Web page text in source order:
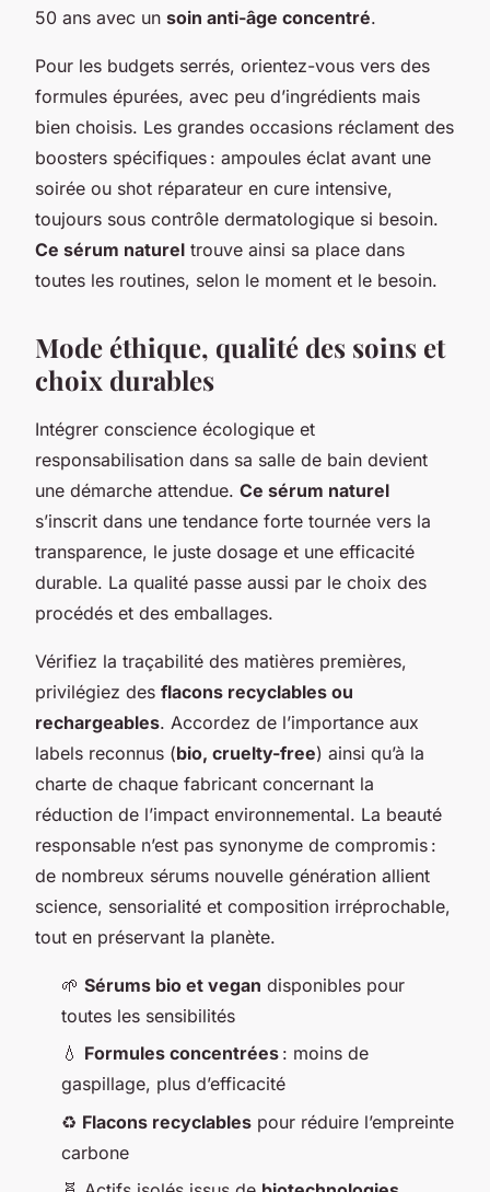
50 ans avec un soin anti-âge concentré.
Pour les budgets serrés, orientez-vous vers des
formules épurées, avec peu d’ingrédients mais
bien choisis. Les grandes occasions réclament des
boosters spécifiques : ampoules éclat avant une
soirée ou shot réparateur en cure intensive,
toujours sous contrôle dermatologique si besoin.
Ce sérum naturel trouve ainsi sa place dans
toutes les routines, selon le moment et le besoin.
Mode éthique, qualité des soins et
choix durables
Intégrer conscience écologique et
responsabilisation dans sa salle de bain devient
une démarche attendue. Ce sérum naturel
s’inscrit dans une tendance forte tournée vers la
transparence, le juste dosage et une efficacité
durable. La qualité passe aussi par le choix des
procédés et des emballages.
Vérifiez la traçabilité des matières premières,
privilégiez des flacons recyclables ou
rechargeables. Accordez de l’importance aux
labels reconnus (bio, cruelty-free) ainsi qu’à la
charte de chaque fabricant concernant la
réduction de l’impact environnemental. La beauté
responsable n’est pas synonyme de compromis :
de nombreux sérums nouvelle génération allient
science, sensorialité et composition irréprochable,
tout en préservant la planète.
🌱 Sérums bio et vegan disponibles pour
toutes les sensibilités
💧 Formules concentrées : moins de
gaspillage, plus d’efficacité
♻️ Flacons recyclables pour réduire l’empreinte
carbone